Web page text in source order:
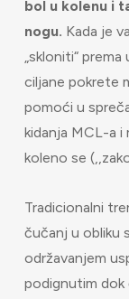
bol u kolenu i
nogu. Kada je
„skloniti“
ciljane pokrete
pomoći u
kidanja MCL-a i
koleno se
Tradicionalni
čučanj u obliku
održavanjem
podignutim dok